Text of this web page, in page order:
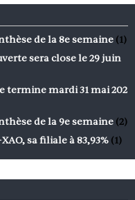
de la 8e semaine (1)
sera close le 29 juin
termine mardi 31 mai 202
de la 9e semaine (2)
sa filiale à 83,93% (1)